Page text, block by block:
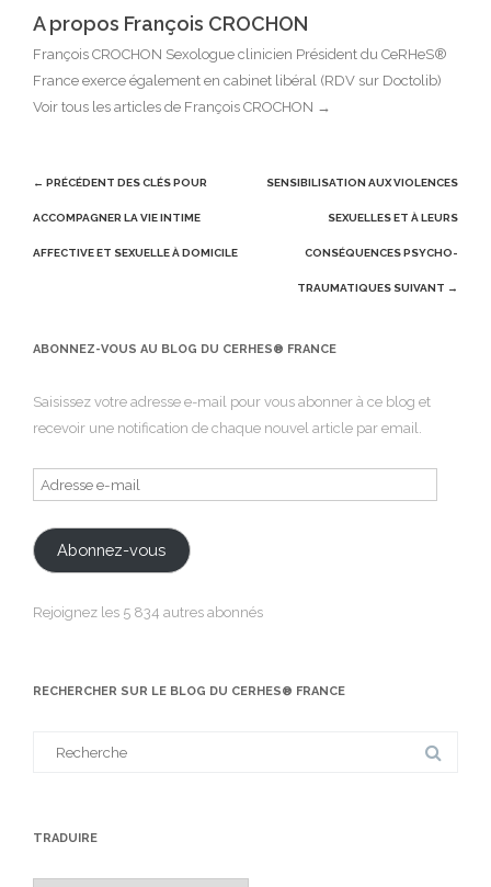
A propos François CROCHON
François CROCHON Sexologue clinicien Président du CeRHeS®
France exerce également en cabinet libéral (RDV sur Doctolib)
Voir tous les articles de François CROCHON →
Post
navigation
← PRÉCÉDENT DES CLÉS POUR
ACCOMPAGNER LA VIE INTIME
AFFECTIVE ET SEXUELLE À DOMICILE
SENSIBILISATION AUX VIOLENCES
SEXUELLES ET À LEURS
CONSÉQUENCES PSYCHO-
TRAUMATIQUES SUIVANT →
ABONNEZ-VOUS AU BLOG DU CERHES® FRANCE
Saisissez votre adresse e-mail pour vous abonner à ce blog et
recevoir une notification de chaque nouvel article par email.
Adresse
e-
mail
Abonnez-vous
Rejoignez les 5 834 autres abonnés
RECHERCHER SUR LE BLOG DU CERHES® FRANCE
TRADUIRE